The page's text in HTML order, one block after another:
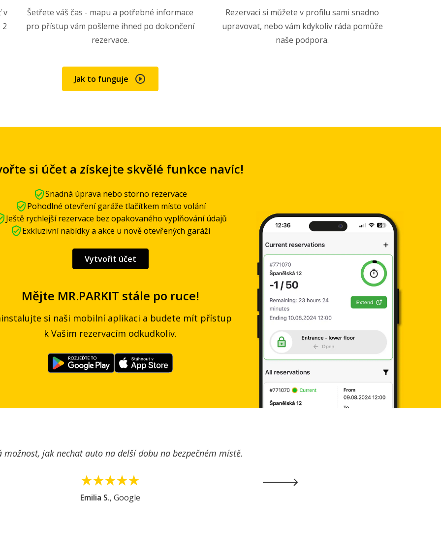
v
2
Šetřete váš čas - mapu a potřebné informace
pro přístup vám pošleme ihned po dokončení
rezervace.
Rezervaci si můžete v profilu sami snadno
upravovat, nebo vám kdykoliv ráda pomůže
naše podpora.
Jak to funguje
si účet a získejte skvělé funkce navíc!
Snadná úprava nebo storno rezervace
Pohodlné otevření garáže tlačítkem místo volání
Ještě rychlejší rezervace bez opakovaného vyplňování údajů
Exkluzivní nabídky a akce u nově otevřených garáží
Vytvořit účet
Mějte MR.PARKIT stále po ruce!
si naši mobilní aplikaci a budete mít přístup
k Vašim rezervacím odkudkoliv.
dobře dostupné, jednoduchý příjezd i odjezd, výborná lokalita.